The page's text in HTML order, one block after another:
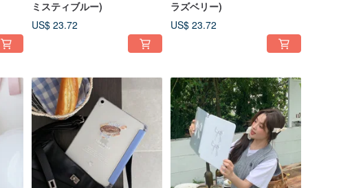
ミスティブルー)
US$ 23.72
ラズベリー)
US$ 23.72